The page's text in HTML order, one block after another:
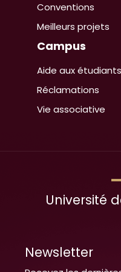
Conventions
Meilleurs projets
Campus
Aide aux étudiants
Réclamations
Vie associative
Université
Newsletter